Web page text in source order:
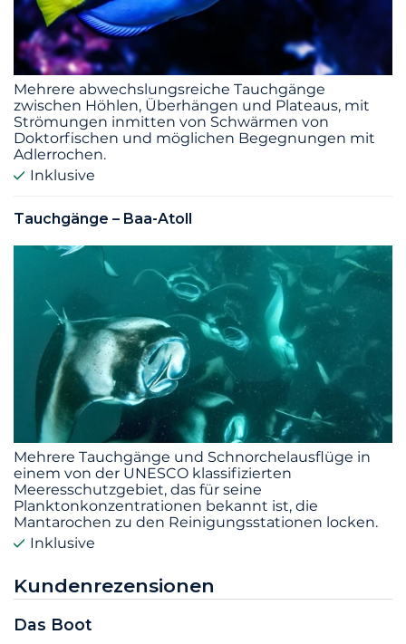
Mehrere abwechslungsreiche Tauchgänge
zwischen Höhlen, Überhängen und Plateaus, mit
Strömungen inmitten von Schwärmen von
Doktorfischen und möglichen Begegnungen mit
Adlerrochen.
Inklusive
Tauchgänge – Baa-Atoll
Mehrere Tauchgänge und Schnorchelausflüge in
einem von der UNESCO klassifizierten
Meeresschutzgebiet, das für seine
Planktonkonzentrationen bekannt ist, die
Mantarochen zu den Reinigungsstationen locken.
Inklusive
Kundenrezensionen
Das Boot